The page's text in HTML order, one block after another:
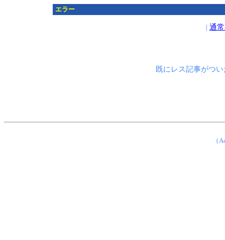
エラー
| 通
既にレス記事がつ
（